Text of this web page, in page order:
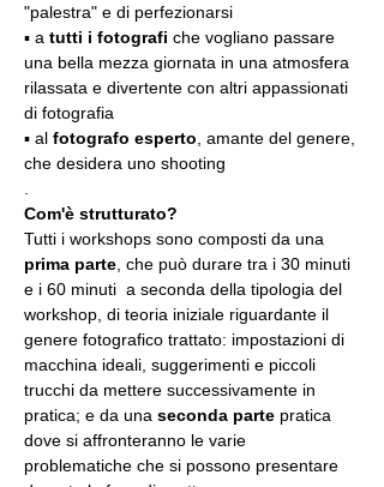
"palestra" e di perfezionarsi
▪️ a tutti i fotografi che vogliano passare
una bella mezza giornata in una atmosfera
rilassata e divertente con altri appassionati
di fotografia
▪️ al fotografo esperto , amante del genere,
che desidera uno shooting
Com'è strutturato?
Tutti i workshops sono composti da una
prima parte , che può durare tra i 30 minuti
e i 60 minuti  a seconda della tipologia del
workshop, di teoria iniziale riguardante il
genere fotografico trattato: impostazioni di
macchina ideali, suggerimenti e piccoli
trucchi da mettere successivamente in
pratica; e da una seconda parte pratica
dove si affronteranno le varie
problematiche che si possono presentare